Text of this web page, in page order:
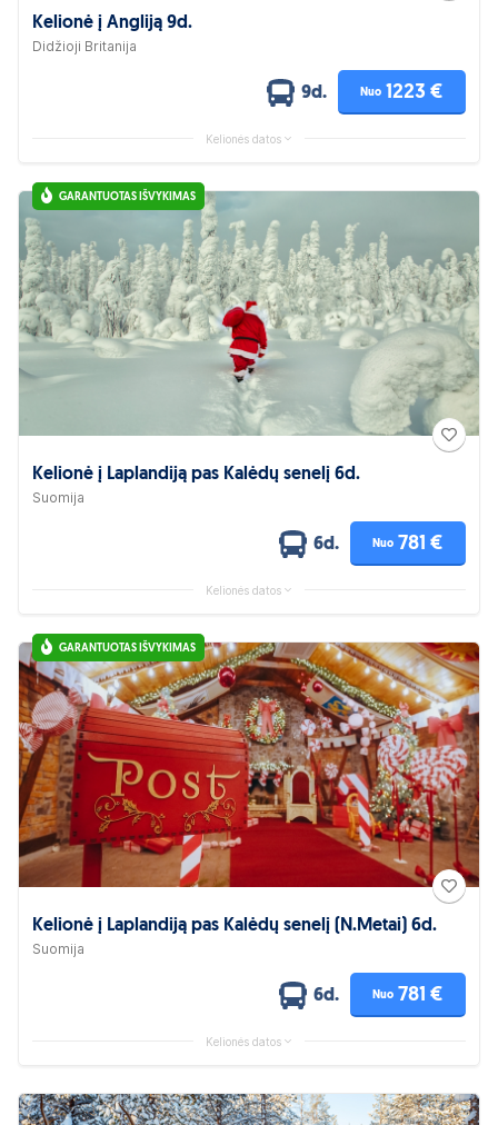
Kelionė į Angliją 9d.
Didžioji Britanija
9d. Nuo 1223 €
Kelionės datos
GARANTUOTAS IŠVYKIMAS
Kelionė į Laplandiją pas Kalėdų senelį 6d.
Suomija
6d. Nuo 781 €
Kelionės datos
GARANTUOTAS IŠVYKIMAS
Kelionė į Laplandiją pas Kalėdų senelį (N.Metai) 6d.
Suomija
6d. Nuo 781 €
Kelionės datos